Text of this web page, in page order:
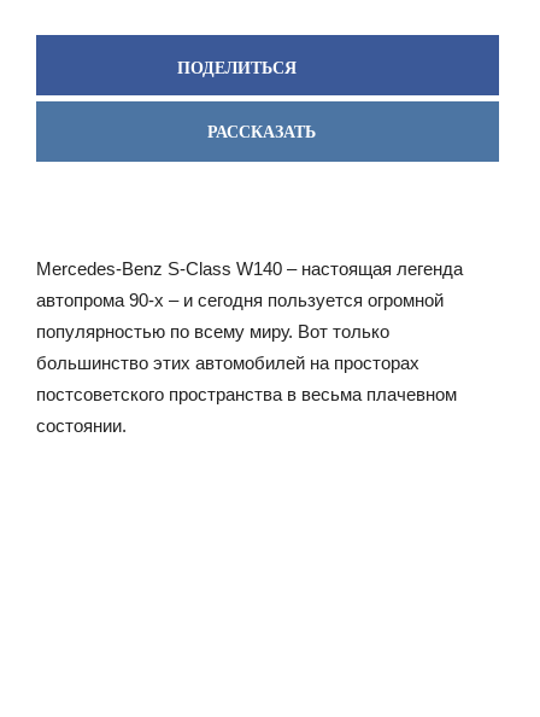
ПОДЕЛИТЬСЯ
РАССКАЗАТЬ
Mercedes-Benz S-Class W140 – настоящая легенда
автопрома 90-х – и сегодня пользуется огромной
популярностью по всему миру. Вот только
большинство этих автомобилей на просторах
постсоветского пространства в весьма плачевном
состоянии.